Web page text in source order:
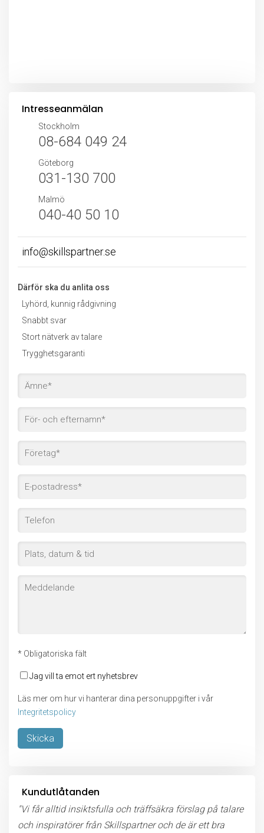
Intresseanmälan
Stockholm
08-684 049 24
Göteborg
031-130 700
Malmö
040-40 50 10
info@skillspartner.se
Därför ska du anlita oss
Lyhörd, kunnig rådgivning
Snabbt svar
Stort nätverk av talare
Trygghetsgaranti
* Obligatoriska fält
Jag vill ta emot ert nyhetsbrev
Läs mer om hur vi hanterar dina personuppgifter i vår
Integritetspolicy
Kundutlåtanden
"Vi får alltid insiktsfulla och träffsäkra förslag på talare
och inspiratörer från Skillspartner och de är ett bra